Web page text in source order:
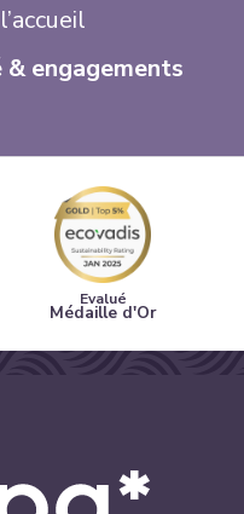
engagements
Evalué
Médaille d'Or